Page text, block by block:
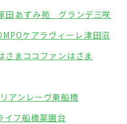
田 あずみ苑 グランデ三咲
ケアラヴィーレ津田沼
さま ココファンはさま
リアンレーヴ東船橋
イフ船橋薬園台